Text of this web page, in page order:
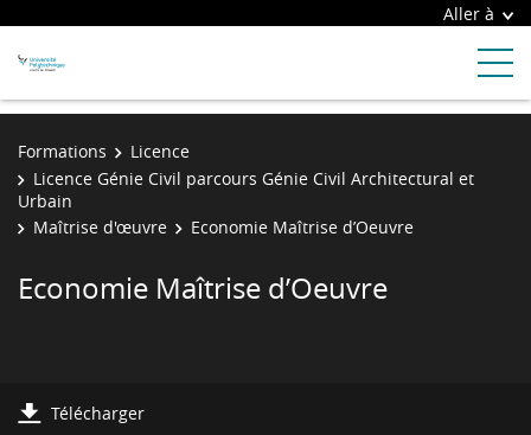
Aller à
Formations
Licence
Licence Génie Civil parcours Génie Civil Architectural et
Urbain
Maîtrise d'œuvre
Economie Maîtrise d’Oeuvre
Economie Maîtrise d’Oeuvre
Télécharger